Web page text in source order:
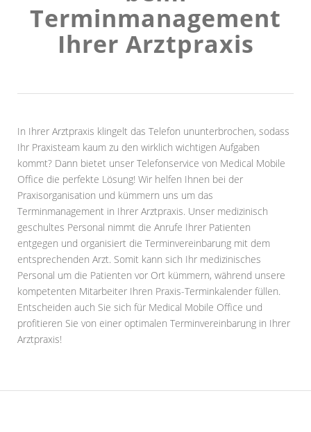
Terminmanagement
Ihrer Arztpraxis
In Ihrer Arztpraxis klingelt das Telefon ununterbrochen, sodass
Ihr Praxisteam kaum zu den wirklich wichtigen Aufgaben
kommt? Dann bietet unser Telefonservice von Medical Mobile
Office die perfekte Lösung! Wir helfen Ihnen bei der
Praxisorganisation und kümmern uns um das
Terminmanagement in Ihrer Arztpraxis. Unser medizinisch
geschultes Personal nimmt die Anrufe Ihrer Patienten
entgegen und organisiert die Terminvereinbarung mit dem
entsprechenden Arzt. Somit kann sich Ihr medizinisches
Personal um die Patienten vor Ort kümmern, während unsere
kompetenten Mitarbeiter Ihren Praxis-Terminkalender füllen.
Entscheiden auch Sie sich für Medical Mobile Office und
profitieren Sie von einer optimalen Terminvereinbarung in Ihrer
Arztpraxis!